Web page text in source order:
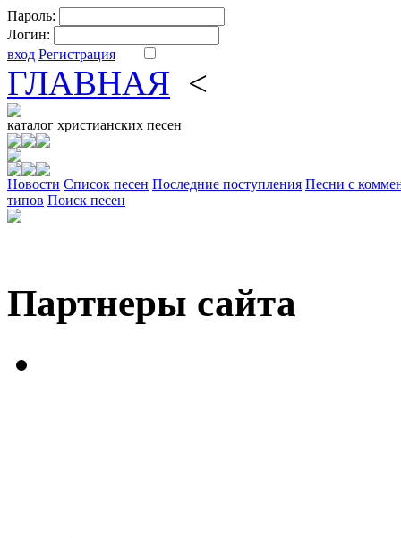
Пароль:
Логин:
вход Регистрация
ГЛАВНАЯ <
каталог христианских песен
Новости Cписок песен Последние поступления Песни с
типов Поиск песен
Партнеры сайта